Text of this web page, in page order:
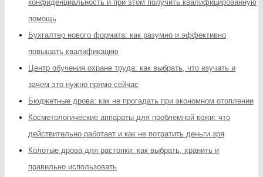
конфиденциальность и при этом получить квалифицированную
помощь
Бухгалтер нового формата: как разумно и эффективно
повышать квалификацию
Центр обучения охране труда: как выбрать, что изучать и
зачем это нужно прямо сейчас
Бюджетные дрова: как не прогадать при экономном отоплении
Косметологические аппараты для проблемной кожи: что
действительно работает и как не потратить деньги зря
Колотые дрова для растопки: как выбрать, хранить и
правильно использовать